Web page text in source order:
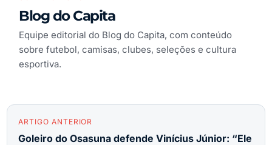
Blog do Capita
Equipe editorial do Blog do Capita, com conteúdo
sobre futebol, camisas, clubes, seleções e cultura
esportiva.
ARTIGO ANTERIOR
Goleiro do Osasuna defende Vinícius Júnior: “Ele